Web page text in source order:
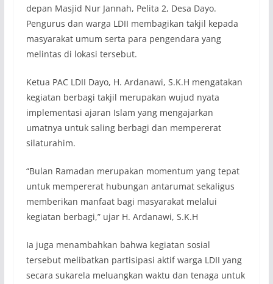
depan Masjid Nur Jannah, Pelita 2, Desa Dayo.
Pengurus dan warga LDII membagikan takjil kepada
masyarakat umum serta para pengendara yang
melintas di lokasi tersebut.
Ketua PAC LDII Dayo, H. Ardanawi, S.K.H mengatakan
kegiatan berbagi takjil merupakan wujud nyata
implementasi ajaran Islam yang mengajarkan
umatnya untuk saling berbagi dan mempererat
silaturahim.
“Bulan Ramadan merupakan momentum yang tepat
untuk mempererat hubungan antarumat sekaligus
memberikan manfaat bagi masyarakat melalui
kegiatan berbagi,” ujar H. Ardanawi, S.K.H
Ia juga menambahkan bahwa kegiatan sosial
tersebut melibatkan partisipasi aktif warga LDII yang
secara sukarela meluangkan waktu dan tenaga untuk